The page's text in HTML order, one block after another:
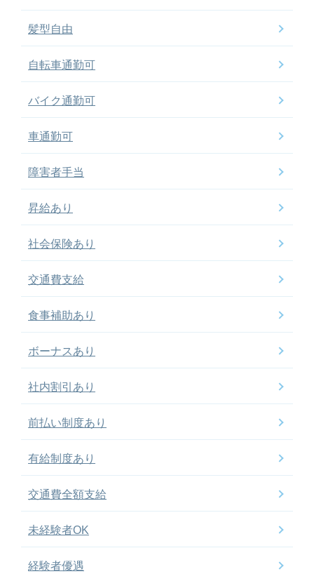
髪型自由
自転車通勤可
バイク通勤可
車通勤可
障害者手当
昇給あり
社会保険あり
交通費支給
食事補助あり
ボーナスあり
社内割引あり
前払い制度あり
有給制度あり
交通費全額支給
未経験者OK
経験者優遇